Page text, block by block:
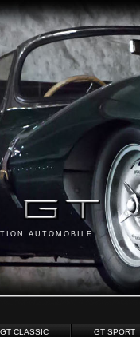
AUTOMOBILE
GT CLASSIC GT SPORT